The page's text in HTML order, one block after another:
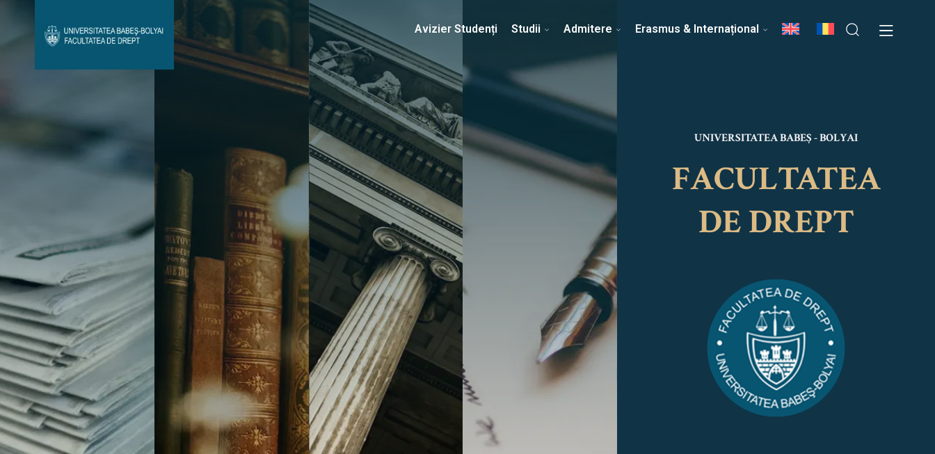
Avizier Studenți Admitere Erasmus & Internațional Despre Facultate Știri Echipa Facultății
Contact
Avizier Studenți Studii Admitere Erasmus & Internațional
UNIVERSITATEA BABEȘ - BOLYAI
FACULTATEA
DE DREPT